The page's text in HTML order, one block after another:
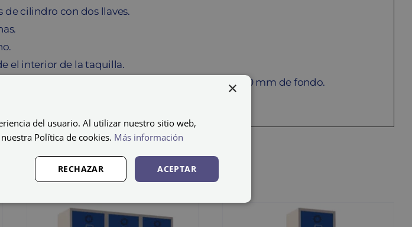
de cilindro con dos llaves.
el interior de la taquilla.
patas + 300 sobretecho) x 750 mm de ancho x 500 mm de fondo.
×
del usuario. Al utilizar nuestro sitio web,
Política de cookies. Más información
ACEPTAR
RECHAZAR